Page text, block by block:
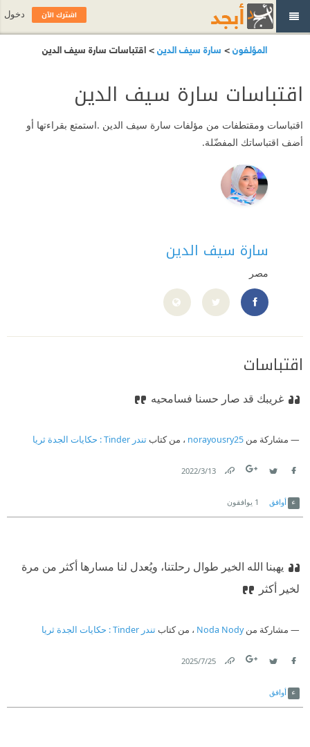
المؤلفون> سارة سيف الدين> اقتباسات سارة سيف الدين
اقتباسات سارة سيف الدين
اقتباسات ومقتطفات من مؤلفات سارة سيف الدين .استمتع بقراءتها أو
أضف اقتباساتك المفضّلة.
سارة سيف الدين
مصر
https://www.facebook.com/Sara.sif.Nobian/
اقتباسات
غريبك قد صار حسنا فسامحيه
مشاركة من norayousry25 ، من كتابتندر Tinder : حكايات الجدة ثريا
13‏/3‏/2022
أوافق 1 يوافقون
يهبنا الله الخير طوال رحلتنا، ويُعدل لنا مسارها أكثر من مرة
لخير أكثر
مشاركة منNoda Nody ، من كتابتندر Tinder : حكايات الجدة ثريا
25‏/7‏/2025
أوافق
اشترك الآن دخول